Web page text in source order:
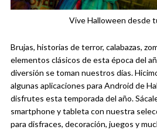
Vive Halloween desde
Brujas, historias de terror, calabazas,
elementos clásicos de esta época del
diversión se toman nuestros días.
algunas aplicaciones para Android de
disfrutes esta temporada del año.
smartphone y tableta con nuestra
para disfraces, decoración, juegos y